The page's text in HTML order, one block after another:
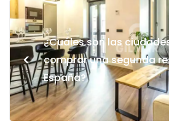
<
¿Cuáles son las
comprar una segunda
España?